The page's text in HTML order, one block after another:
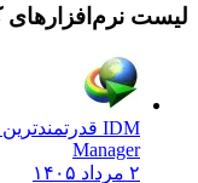
نرم‌افزارهای
Manager